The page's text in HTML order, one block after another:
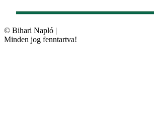
© Bihari Napló
Minden jog fenntartva!